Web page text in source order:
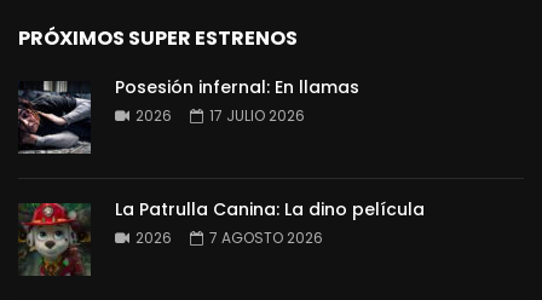
PRÓXIMOS SUPER ESTRENOS
Posesión infernal: En llamas
2026 17 JULIO 2026
La Patrulla Canina: La dino película
2026 7 AGOSTO 2026